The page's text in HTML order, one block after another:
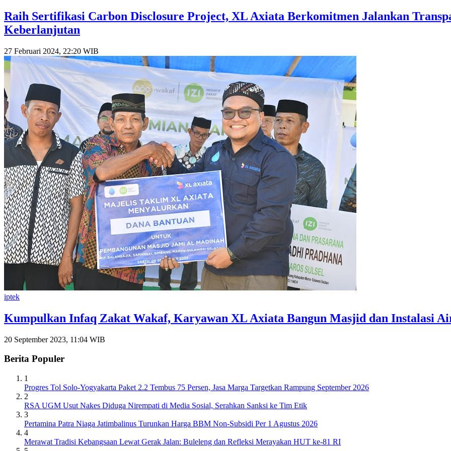
Raih Sertifikasi Carbon Disclosure Project, XL Axiata Berkomitmen Jalankan
Keberlanjutan
27 Februari 2024, 22:20 WIB
iptek
Kumpulkan Infaq Zakat Wakaf, Karyawan XL Axiata Bangun Masjid dan Instalasi
20 September 2023, 11:04 WIB
Berita Populer
1
Progres Tol Solo-Yogyakarta Paket 2.2 Tembus 75 Persen, Jasa Marga Targetkan Rampung September 2026
2
RSA UGM Usut Nakes Diduga Nirempati di Media Sosial, Serahkan Sanksi ke Tim Etik
3
Pertamina Patra Niaga Jatimbalinus Turunkan Harga BBM Non-Subsidi Per 1 Agustus 2026
4
Merawat Tradisi Kebangsaan Lewat Gerak Jalan: Buleleng dan Refleksi Merayakan HUT ke-81 RI